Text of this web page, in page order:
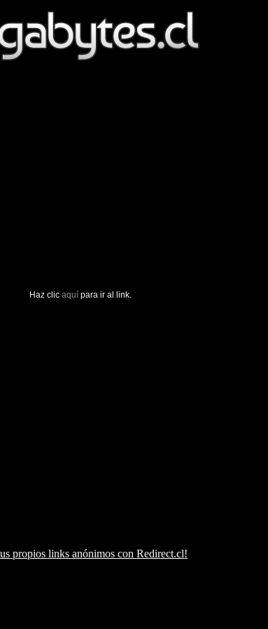
Haz clic aquí para ir al link.
propios links anónimos con Redirect.cl!